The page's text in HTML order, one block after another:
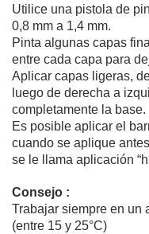
Utilice una pistola de
0,8 mm a 1,4 mm.
Pinta algunas capas
entre cada capa para
Aplicar capas ligeras,
luego de derecha a
completamente la base.
Es posible aplicar el
cuando se aplique
se le llama aplicación
Consejo :
Trabajar siempre en un
(entre 15 y 25°C)